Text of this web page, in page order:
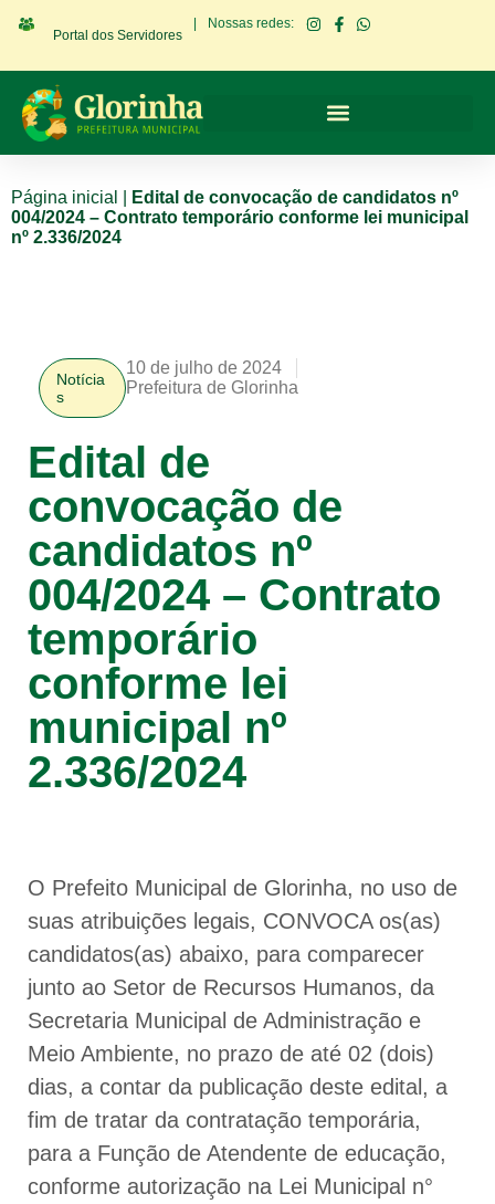
Portal dos Servidores
Nossas redes:
Página inicial
Edital de convocação de candidatos nº
004/2024 – Contrato temporário conforme lei municipal
nº 2.336/2024
Notícia
s
10 de julho de 2024
Prefeitura de Glorinha
Edital de
convocação de
candidatos nº
004/2024 – Contrato
temporário
conforme lei
municipal nº
2.336/2024
O Prefeito Municipal de Glorinha, no uso de
suas atribuições legais, CONVOCA os(as)
candidatos(as) abaixo, para comparecer
junto ao Setor de Recursos Humanos, da
Secretaria Municipal de Administração e
Meio Ambiente, no prazo de até 02 (dois)
dias, a contar da publicação deste edital, a
fim de tratar da contratação temporária,
para a Função de Atendente de educação,
conforme autorização na Lei Municipal n°